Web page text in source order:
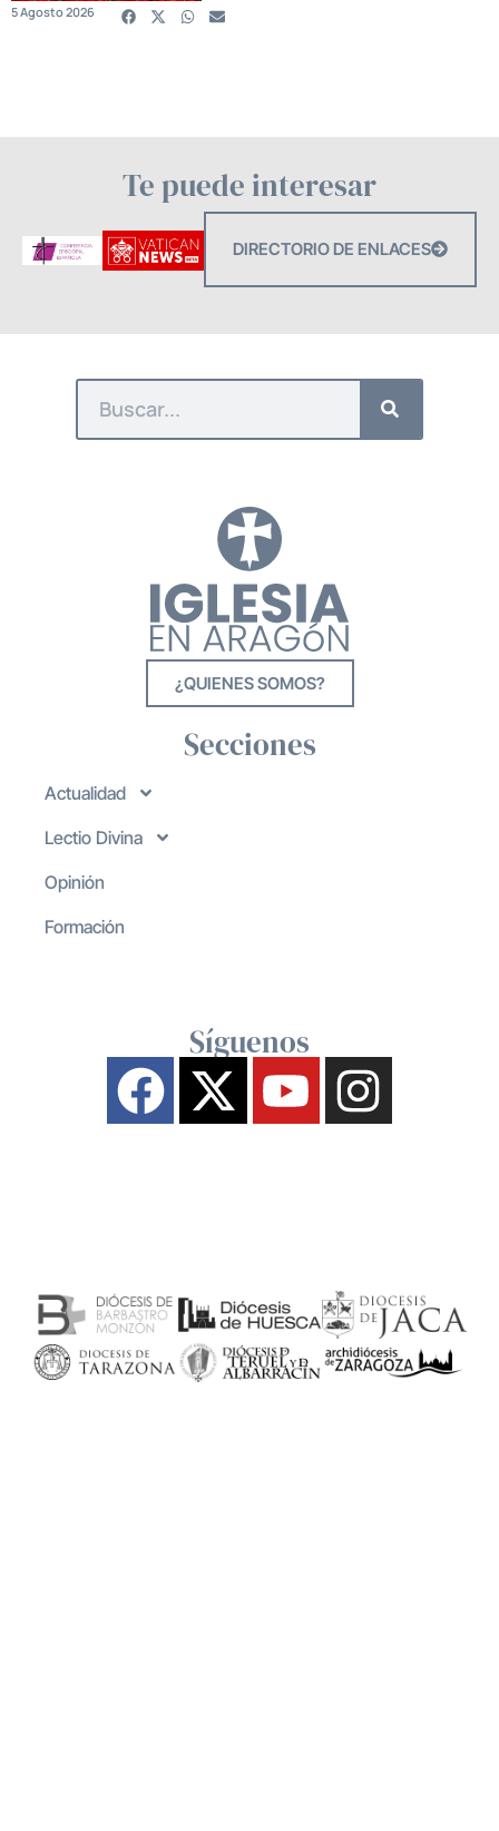
5 Agosto 2026
Te puede interesar
DIRECTORIO DE ENLACES
¿QUIENES SOMOS?
Secciones
Actualidad
Lectio Divina
Opinión
Formación
Síguenos